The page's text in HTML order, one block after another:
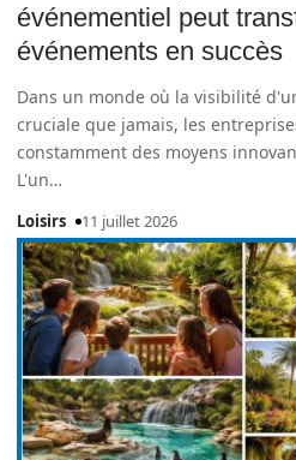
événementiel peut
événements en succès
Dans un monde où la visibilité
cruciale que jamais, les
constamment des moyens
L'un…
Loisirs 11 juillet 2026